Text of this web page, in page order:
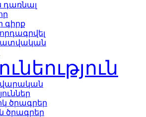
դառնալ
գիրք
ծրագրեր
ծրագրեր